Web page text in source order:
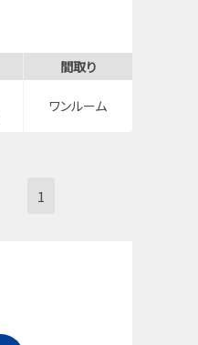
間取り
ワンルーム
1